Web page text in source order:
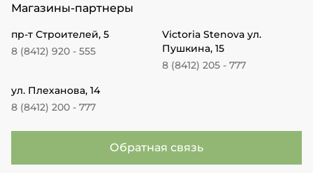
Магазины-партнеры
пр-т Строителей, 5
8 (8412) 920 - 555
Victoria Stenova ул.
Пушкина, 15
8 (8412) 205 - 777
ул. Плеханова, 14
8 (8412) 200 - 777
Обратная связь